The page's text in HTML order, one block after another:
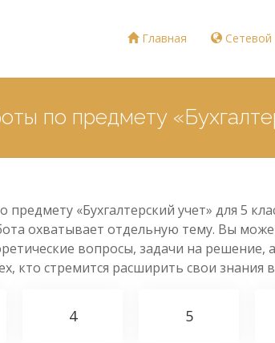
Главная Сетевой
по предмету
«Бухгалтерский учет» для 5
охватывает отдельную тему. Вы
вопросы, задачи на решение,
кто стремится расширить свои знания
4 5